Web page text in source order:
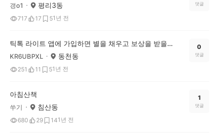
갱o1 평리3동
717 17 51년 전
댓글
틱톡 라이트 앱에 가입하면 별을 채우고 보상을 받을 수 있어요! https://lite.tiktok.com/t/ZS2fMsDva/
KR6UBPXL 동천동
251 11 51년 전
0
댓글
아침산책
쑤기 침산동
680 29 141년 전
1
댓글